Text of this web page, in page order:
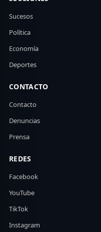
Sucesos
Política
Economía
Deportes
CONTACTO
Contacto
Denuncias
Prensa
REDES
Facebook
YouTube
TikTok
Instagram